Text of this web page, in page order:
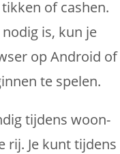
of cashen.
is, kun je
op Android of
te spelen.
tijdens woon-
rij. Je kunt tijdens